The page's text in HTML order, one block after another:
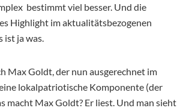
bestimmt viel besser. Und die
Highlight im aktualitätsbezogenen
ja was.
Max Goldt, der nun ausgerechnet im
lokalpatriotische Komponente (der
macht Max Goldt? Er liest. Und man sieht